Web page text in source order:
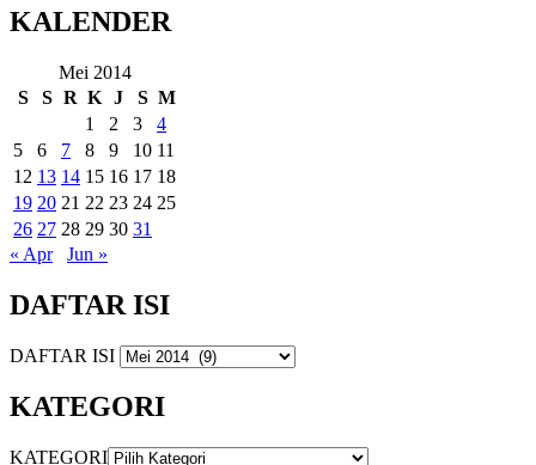
KALENDER
Mei 2014
S
S R K J S M
1
2 3
4
5
6 7 8 9 10 11
12 13 14 15 16 17 18
19 20 21 22 23 24 25
26 27 28 29 30 31
« Apr
Jun »
DAFTAR ISI
DAFTAR ISI
KATEGORI
KATEGORI